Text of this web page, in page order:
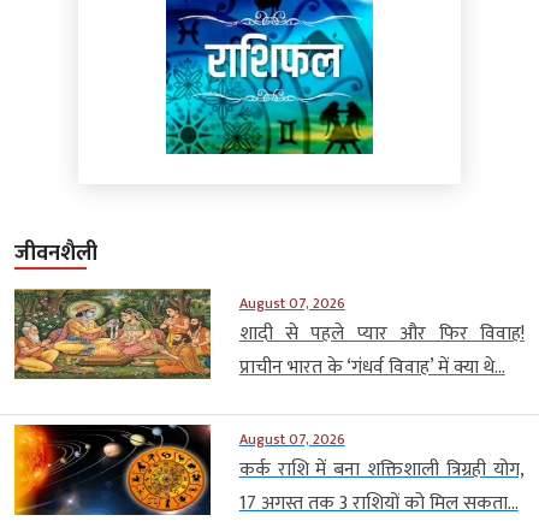
जीवनशैली
August 07, 2026
शादी से पहले प्यार और फिर विवाह!
प्राचीन भारत के ‘गंधर्व विवाह’ में क्या थे...
August 07, 2026
कर्क राशि में बना शक्तिशाली त्रिग्रही योग,
17 अगस्त तक 3 राशियों को मिल सकता...